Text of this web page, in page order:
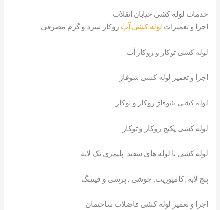
خدمات لوله کشی خیابان انقلاب
اجرا و تعمیرات لوله کشی آب روکار سرد و گرم مصرفی
لوله کشی توکار و روکار آب
اجرا و تعمیر لوله کشی شوفاژ
لوله کشی شوفاژ روکار و توکار
لوله کشی پکیج روکار و توکار
لوله کشی با لوله های سفید پلیمری تک لایه
پنج لایه ,کامپوزیت, جوشی , پرسی و فیتینگ
اجرا و تعمیر لوله کشی فاضلاب ساختمان